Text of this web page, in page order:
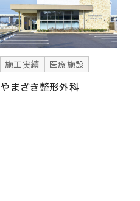
施工実績 医療施設
やまざき整形外科